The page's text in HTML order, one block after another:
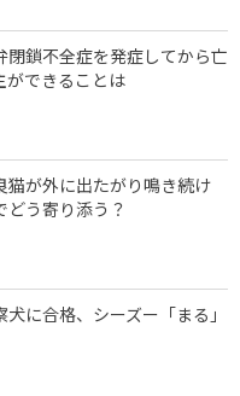
鎖不全症を発症してから亡
ができることは
猫が外に出たがり鳴き続け
う寄り添う？
に合格、シーズー「まる」